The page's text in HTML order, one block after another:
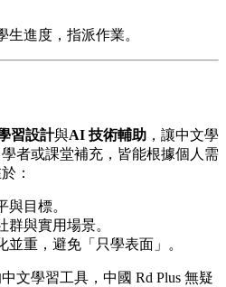
進度，指派作業。
習設計與AI 技術輔助 ，讓中文學
者或課堂補充，皆能根據個人需
：
與目標。
群與實用場景。
並重，避免「只學表面」。
文學習工具，中國 Rd Plus 無疑